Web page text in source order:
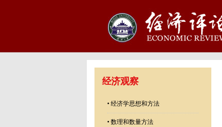
经济观察
• 经济学思想和方法
• 数理和数量方法